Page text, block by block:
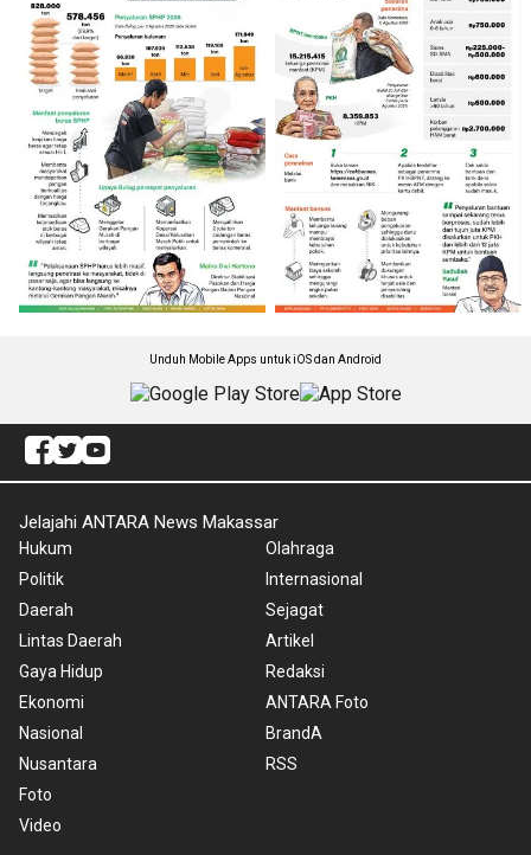
Unduh Mobile Apps untuk iOS dan Android
Jelajahi ANTARA News Makassar
Hukum
Politik
Daerah
Lintas Daerah
Gaya Hidup
Ekonomi
Nasional
Nusantara
Foto
Video
Olahraga
Internasional
Sejagat
Artikel
Redaksi
ANTARA Foto
BrandA
RSS